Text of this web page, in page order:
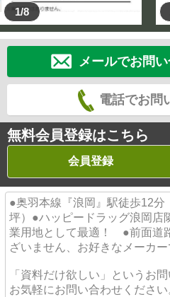
1/8
メールでお問
電話でお問
無料会員登録はこちら
会員登録
●奥羽本線『浪岡』駅徒歩12
坪）●ハッピードラッグ浪岡店
業用地として最適！ ●前面道
ざいません、お好きなメーカ
「資料だけ欲しい」というお
お気軽にお問い合わせください